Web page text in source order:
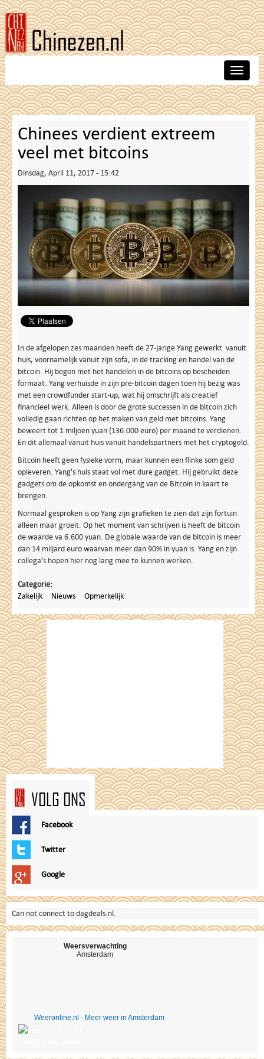
Skip
to
main
content
Toggle
Chinees verdient extreem
veel met bitcoins
Dinsdag, April 11, 2017 - 15:42
In de afgelopen zes maanden heeft de 27-jarige Yang gewerkt vanuit
huis, voornamelijk vanuit zijn sofa, in de tracking en handel van de
bitcoin. Hij begon met het handelen in de bitcoins op bescheiden
formaat. Yang verhuisde in zijn pre-bitcoin dagen toen hij bezig was
met een crowdfunder start-up, wat hij omschrijft als creatief
financieel werk. Alleen is door de grote successen in de bitcoin zich
volledig gaan richten op het maken van geld met bitcoins. Yang
beweert tot 1 miljoen yuan (136.000 euro) per maand te verdienen.
En dit allemaal vanuit huis vanuit handelspartners met het cryptogeld.
Bitcoin heeft geen fysieke vorm, maar kunnen een flinke som geld
opleveren. Yang's huis staat vol met dure gadget. Hij gebruikt deze
gadgets om de opkomst en ondergang van de Bitcoin in kaart te
brengen.
Normaal gesproken is op Yang zijn grafieken te zien dat zijn fortuin
alleen maar groeit. Op het moment van schrijven is heeft de bitcoin
de waarde va 6.600 yuan. De globale waarde van de bitcoin is meer
dan 14 miljard euro waarvan meer dan 90% in yuan is. Yang en zijn
collega’s hopen hier nog lang mee te kunnen werken.
Categorie:
Zakelijk
Nieuws Opmerkelijk
VOLG ONS
Facebook
Twitter
Google
Can not connect to dagdeals.nl.
Weersverwachting
Amsterdam
Weeronline.nl - Meer weer in Amsterdam